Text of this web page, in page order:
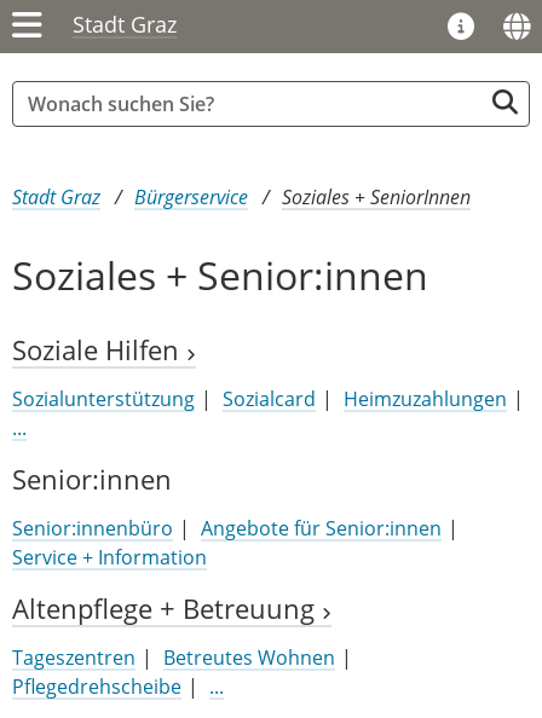
Stadt Graz
Sie sind hier:
Stadt Graz Bürgerservice Soziales + SeniorInnen
Soziales + Senior:innen
Soziale Hilfen
Sozialunterstützung Sozialcard
Heimzuzahlungen
...
Senior:innen
Senior:innenbüro
Angebote für Senior:innen
Service + Information
Altenpflege + Betreuung
Tageszentren
Betreutes Wohnen
Pflegedrehscheibe
...